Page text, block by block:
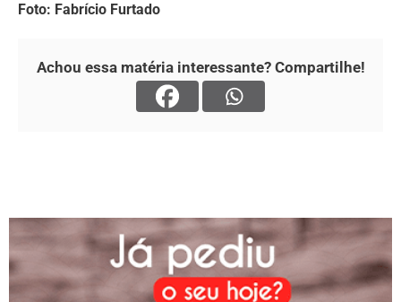
Foto: Fabrício Furtado
Achou essa matéria interessante? Compartilhe!